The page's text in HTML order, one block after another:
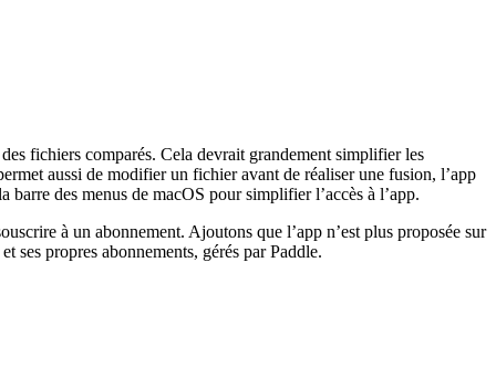
fichiers comparés. Cela devrait grandement simplifier les
aussi de modifier un fichier avant de réaliser une fusion, l’app
des menus de macOS pour simplifier l’accès à l’app.
à un abonnement. Ajoutons que l’app n’est plus proposée sur
ses propres abonnements, gérés par Paddle.